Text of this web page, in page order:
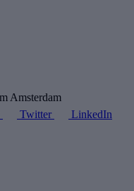
Amsterdam
Twitter LinkedIn